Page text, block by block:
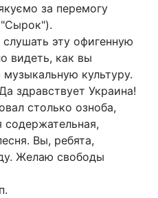
за перемогу
"Сырок").
эту офигенную
видеть, как вы
культуру.
здравствует Украина!
столько озноба,
содержательная,
Вы, ребята,
Желаю свободы